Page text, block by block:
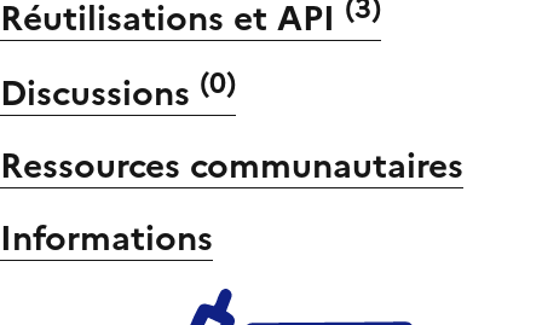
Réutilisations et API
Discussions (0)
Ressources communautaires
Informations